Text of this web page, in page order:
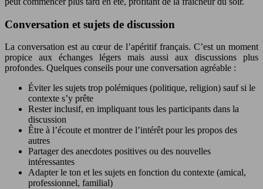
Conversation et sujets de discussion
La conversation est au cœur de l’apéritif français. C’est un moment
propice aux échanges légers mais aussi aux discussions plus
profondes. Quelques conseils pour une conversation agréable :
Éviter les sujets trop polémiques (politique, religion) sauf si le
contexte s’y prête
Rester inclusif, en impliquant tous les participants dans la
discussion
Être à l’écoute et montrer de l’intérêt pour les propos des
autres
Partager des anecdotes positives ou des nouvelles
intéressantes
Adapter le ton et les sujets en fonction du contexte (amical,
professionnel, familial)